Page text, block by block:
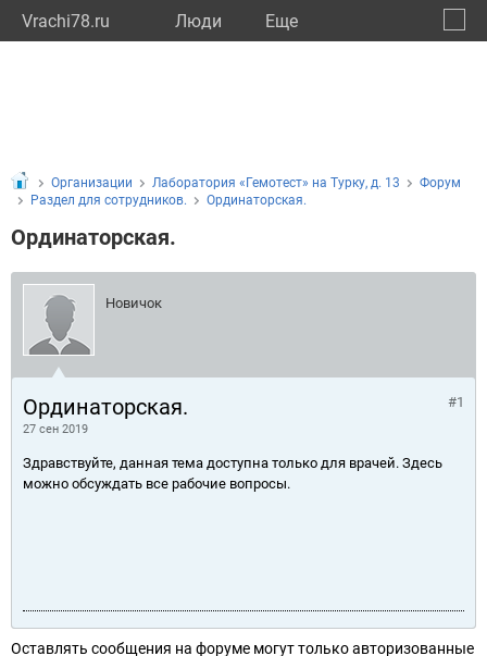
Vrachi78.ru Люди Eще
Организации Лаборатория «Гемотест» на Турку, д. 13
Форум
Раздел для сотрудников.
Ординаторская.
Ординаторская.
Новичок
Ординаторская.
27 сен 2019
#1
Здравствуйте, данная тема доступна только для врачей. Здесь
можно обсуждать все рабочие вопросы.
Оставлять сообщения на форуме могут только авторизованные